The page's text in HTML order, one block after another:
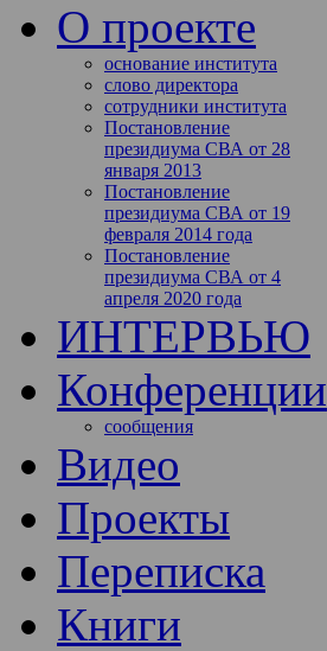
О проекте
основание института
слово директора
сотрудники института
Постановление
президиума СВА от 28
января 2013
Постановление
президиума СВА от 19
февраля 2014 года
Постановление
президиума СВА от 4
апреля 2020 года
ИНТЕРВЬЮ
Конференции
сообщения
Видео
Проекты
Переписка
Книги